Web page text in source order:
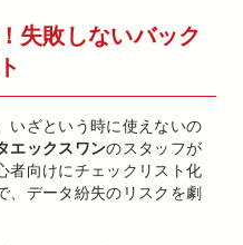
失敗しないバック
いざという時に使えないの
エックスワンのスタッフが
者向けにチェックリスト化
、データ紛失のリスクを劇